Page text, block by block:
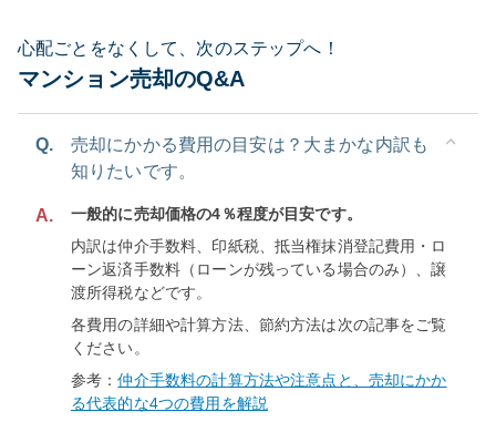
心配ごとをなくして、次のステップへ！
マンション売却のQ&A
Q.
売却にかかる費用の目安は？大まかな内訳も
知りたいです。
A.
一般的に売却価格の4％程度が目安です。
内訳は仲介手数料、印紙税、抵当権抹消登記費用・ロ
ーン返済手数料（ローンが残っている場合のみ）、譲
渡所得税などです。
各費用の詳細や計算方法、節約方法は次の記事をご覧
ください。
参考：仲介手数料の計算方法や注意点と、売却にかか
る代表的な4つの費用を解説